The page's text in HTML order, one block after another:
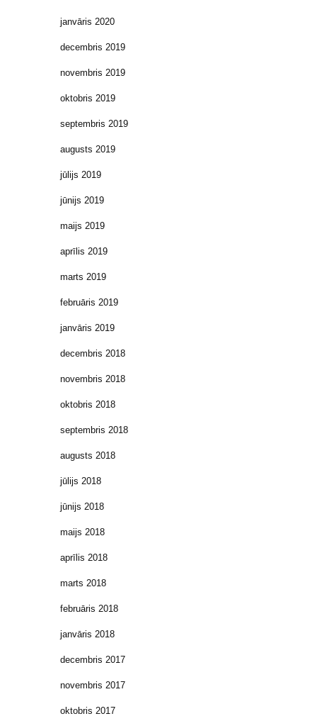
janvāris 2020
decembris 2019
novembris 2019
oktobris 2019
septembris 2019
augusts 2019
jūlijs 2019
jūnijs 2019
maijs 2019
aprīlis 2019
marts 2019
februāris 2019
janvāris 2019
decembris 2018
novembris 2018
oktobris 2018
septembris 2018
augusts 2018
jūlijs 2018
jūnijs 2018
maijs 2018
aprīlis 2018
marts 2018
februāris 2018
janvāris 2018
decembris 2017
novembris 2017
oktobris 2017